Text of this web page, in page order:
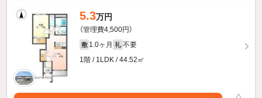
5.3万円
（管理費4,500円）
敷 1.0ヶ月 礼 不要
1階 / 1LDK / 44.52㎡